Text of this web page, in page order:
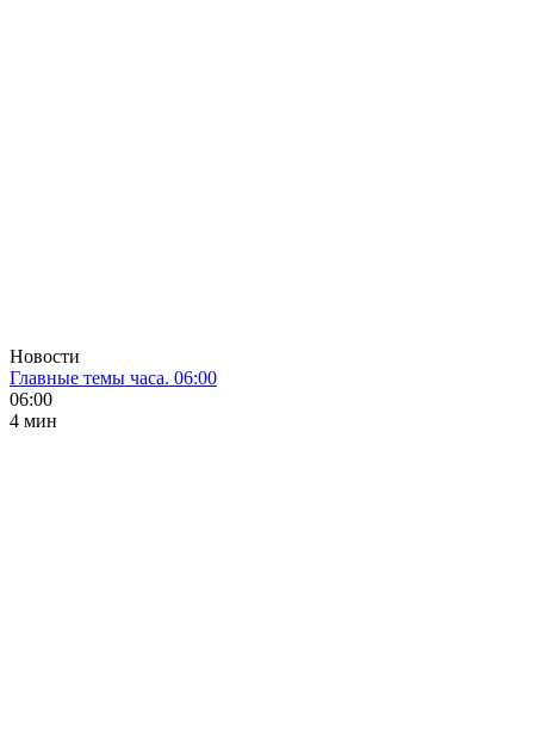
Новости
Главные темы часа. 06:00
06:00
4 мин